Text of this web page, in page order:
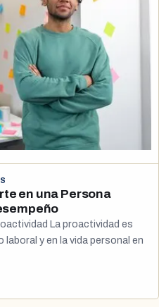
en una Persona
La proactividad es
laboral y en la vida personal en